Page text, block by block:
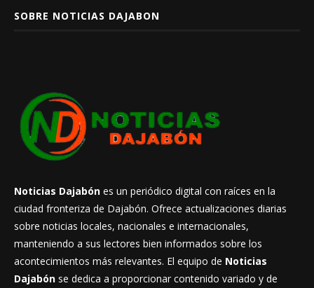
SOBRE NOTICIAS DAJABON
Noticias Dajabón es un periódico digital con raíces en la
ciudad fronteriza de Dajabón. Ofrece actualizaciones diarias
sobre noticias locales, nacionales e internacionales,
manteniendo a sus lectores bien informados sobre los
acontecimientos más relevantes. El equipo de Noticias
Dajabón se dedica a proporcionar contenido variado y de